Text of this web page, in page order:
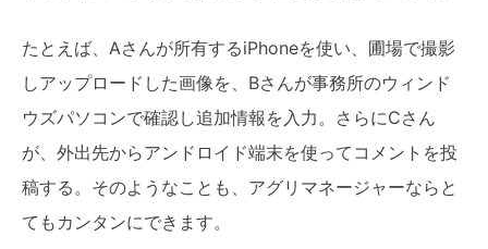
たとえば、Aさんが所有するiPhoneを使い、圃場で撮影
しアップロードした画像を、Bさんが事務所のウィンド
ウズパソコンで確認し追加情報を入力。さらにCさん
が、外出先からアンドロイド端末を使ってコメントを投
稿する。そのようなことも、アグリマネージャーならと
てもカンタンにできます。